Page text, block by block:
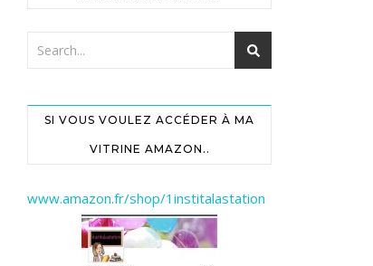
SI VOUS VOULEZ ACCÉDER À MA
VITRINE AMAZON..
www.amazon.fr/shop/1institalastation